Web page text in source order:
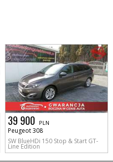
39 900 PLN
Peugeot 308
SW BlueHDi 150 Stop & Start GT-
Line Edition